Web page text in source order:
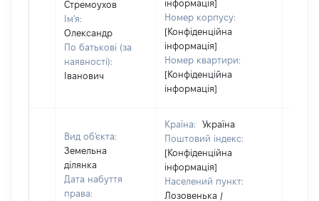
Стремоухов
Ім'я:
Олександр
По батькові (за
наявності):
Іванович
інформація]
Номер корпусу:
[Конфіденційна
інформація]
Номер квартири:
[Конфіденційна
інформація]
Вид об'єкта:
Земельна
ділянка
Дата набуття
права:
Країна:
Україна
Поштовий індекс:
[Конфіденційна
інформація]
Населений пункт:
Лозовенька /